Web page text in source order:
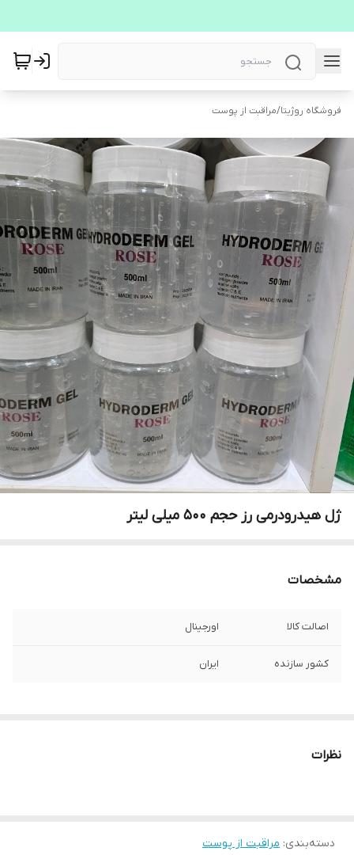
فروشگاه روژیتا/مراقبت از پوست
ژل هیدرودرمی رز حجم 500 میلی لیتر
مشخصات
اصالت کالا اورجینال
کشور سازنده ایران
نظرات
دسته‌بندی: مراقبت از پوست